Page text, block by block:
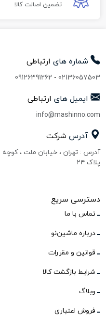
تضمین اصالت کالا
شماره های ارتباطی
02136057503
-
09126391262
ایمیل های ارتباطی
info@mashinno.com
آدرس شرکت
آدرس : تهران ، خیابان ملت ، کوچه
پلاک ۲۴
دسترسی سریع
تماس با ما
درباره ماشین‌نو
قوانین و مقررات
شرایط بازگشت کالا
وبلاگ
فروش اعتباری